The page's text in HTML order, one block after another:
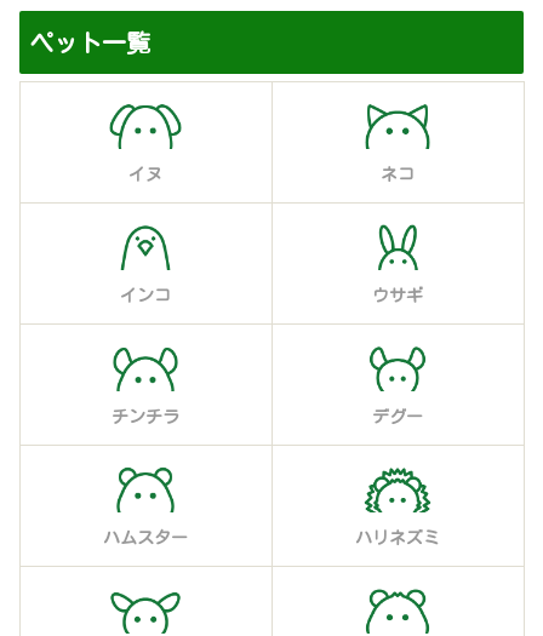
ペット一覧
イヌ ネコ
インコ ウサギ
チンチラ デグー
ハムスター ハリネズミ